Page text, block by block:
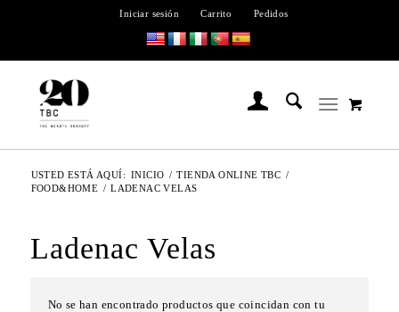
Iniciar sesión Carrito Pedidos
USTED ESTÁ AQUÍ: INICIO / TIENDA ONLINE TBC /
FOOD&HOME / LADENAC VELAS
Ladenac Velas
No se han encontrado productos que coincidan con tu